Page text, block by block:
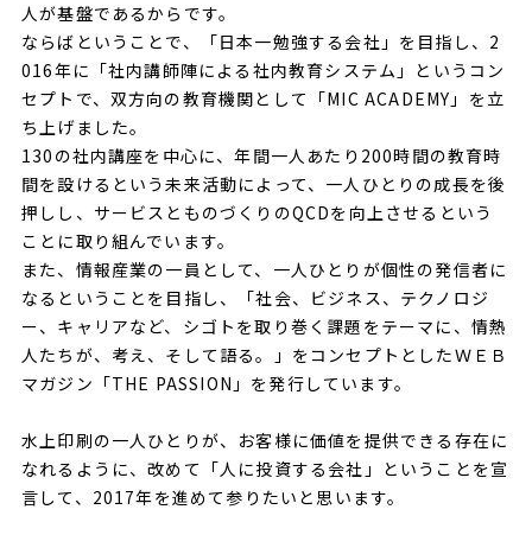
人が基盤であるからです。
ならばということで、「日本一勉強する会社」を目指し、2
016年に「社内講師陣による社内教育システム」というコン
セプトで、双方向の教育機関として「MIC ACADEMY」を立
ち上げました。
130の社内講座を中心に、年間一人あたり200時間の教育時
間を設けるという未来活動によって、一人ひとりの成長を後
押しし、サービスとものづくりのQCDを向上させるという
ことに取り組んでいます。
また、情報産業の一員として、一人ひとりが個性の発信者に
なるということを目指し、「社会、ビジネス、テクノロジ
ー、キャリアなど、シゴトを取り巻く課題をテーマに、情熱
人たちが、考え、そして語る。」をコンセプトとしたＷＥＢ
マガジン「THE PASSION」を発行しています。
水上印刷の一人ひとりが、お客様に価値を提供できる存在に
なれるように、改めて「人に投資する会社」ということを宣
言して、2017年を進めて参りたいと思います。